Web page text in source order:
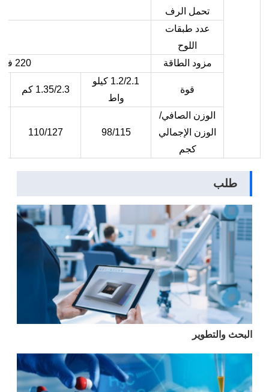
تحمل الرف
عدد طبقات
اللوح
مزود الطاقة
220 فولت
قوة
1.2/2.1 كيلو
واط
1.35/2.3 كم
الوزن الصافي/
الوزن الإجمالي
كجم
98/115
110/127
طلب
البحث والتطوير